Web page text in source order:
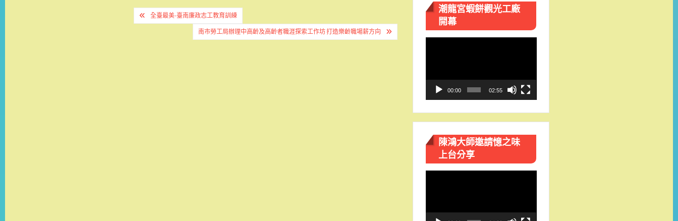
文
章
全臺最美-臺南廉政志工教育訓練
南市勞工局辦理中高齡及高齡者職涯探索工作坊 打造樂齡職場薪方向
潮龍宮蝦餅觀光工廠
開幕
00:00 02:55
陳鴻大師邀請憶之味
上台分享
放